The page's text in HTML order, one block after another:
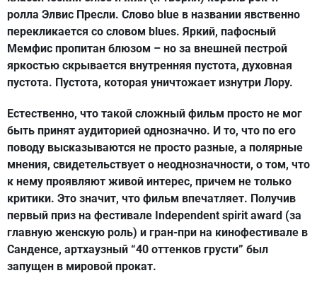
ролла Элвис Пресли. Слово blue в названии явственно
перекликается со словом blues. Яркий, пафосный
Мемфис пропитан блюзом – но за внешней пестрой
яркостью скрывается внутренняя пустота, духовная
пустота. Пустота, которая уничтожает изнутри Лору.
Естественно, что такой сложный фильм просто не мог
быть принят аудиторией однозначно. И то, что по его
поводу высказываются не просто разные, а полярные
мнения, свидетельствует о неоднозначности, о том, что
к нему проявляют живой интерес, причем не только
критики. Это значит, что фильм впечатляет. Получив
первый приз на фестивале Independent spirit award (за
главную женскую роль) и гран-при на кинофестивале в
Санденсе, артхаузный “40 оттенков грусти” был
запущен в мировой прокат.